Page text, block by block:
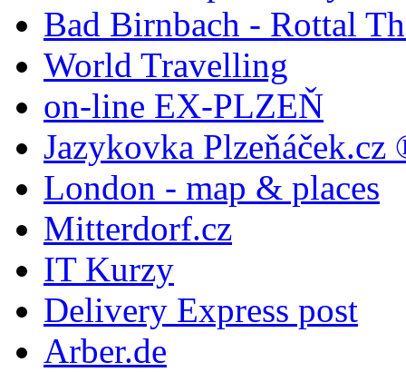
Bad Birnbach - Rottal
World Travelling
on-line EX-PLZEŇ
Jazykovka Plzeňáček.cz
London - map & places
Mitterdorf.cz
IT Kurzy
Delivery Express post
Arber.de